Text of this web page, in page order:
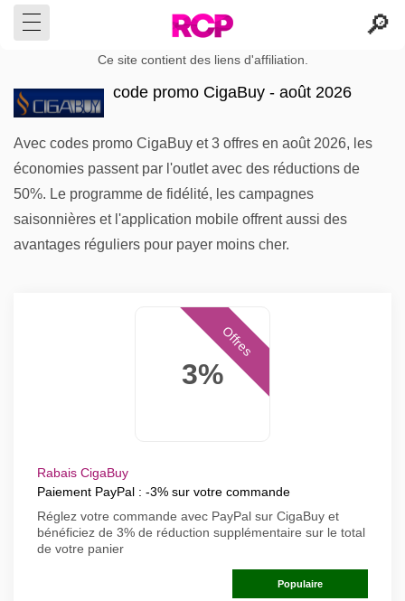
Ce site contient des liens d'affiliation.
code promo CigaBuy - août 2026
Avec codes promo CigaBuy et 3 offres en août 2026, les
économies passent par l'outlet avec des réductions de
50%. Le programme de fidélité, les campagnes
saisonnières et l'application mobile offrent aussi des
avantages réguliers pour payer moins cher.
3%
Offres
Rabais CigaBuy
Paiement PayPal : -3% sur votre commande
Réglez votre commande avec PayPal sur CigaBuy et
bénéficiez de 3% de réduction supplémentaire sur le total
de votre panier
Populaire